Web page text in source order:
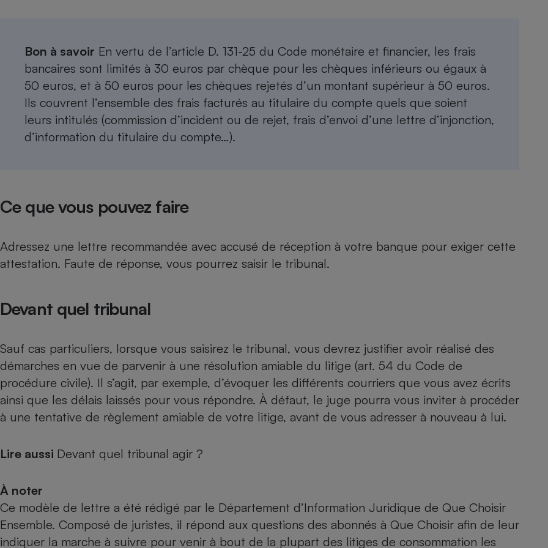
Bon à savoir En vertu de l’article D. 131-25 du Code monétaire et financier, les frais
bancaires sont limités à 30 euros par chèque pour les chèques inférieurs ou égaux à
50 euros, et à 50 euros pour les chèques rejetés d’un montant supérieur à 50 euros.
Ils couvrent l’ensemble des frais facturés au titulaire du compte quels que soient
leurs intitulés (commission d’incident ou de rejet, frais d’envoi d’une lettre d’injonction,
d’information du titulaire du compte…).
Ce que vous pouvez faire
Adressez une lettre recommandée avec accusé de réception à votre banque pour exiger cette
attestation. Faute de réponse, vous pourrez saisir le tribunal.
Devant quel tribunal
Sauf cas particuliers, lorsque vous saisirez le tribunal, vous devrez justifier avoir réalisé des
démarches en vue de parvenir à une résolution amiable du litige (art. 54 du Code de
procédure civile). Il s’agit, par exemple, d’évoquer les différents courriers que vous avez écrits
ainsi que les délais laissés pour vous répondre. À défaut, le juge pourra vous inviter à procéder
à une tentative de règlement amiable de votre litige, avant de vous adresser à nouveau à lui.
Lire aussi Devant quel tribunal agir ?
À noter
Ce modèle de lettre a été rédigé par le Département d’Information Juridique de Que Choisir
Ensemble. Composé de juristes, il répond aux questions des abonnés à Que Choisir afin de leur
indiquer la marche à suivre pour venir à bout de la plupart des litiges de consommation les